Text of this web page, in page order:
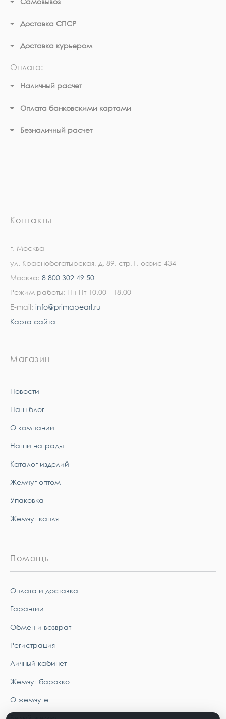
Доставка СПСР
Доставка курьером
Оплата:
Наличный расчет
Оплата банковскими картами
Безналичный расчет
Контакты
г. Москва
ул. Краснобогатырская, д. 89, стр.1, офис 434
Москва: 8 800 302 49 50
Режим работы: Пн-Пт 10.00 - 18.00
E-mail: info@primapearl.ru
Карта сайта
Магазин
Новости
Наш блог
О компании
Наши награды
Каталог изделий
Жемчуг оптом
Упаковка
Жемчуг капля
Помощь
Оплата и доставка
Гарантии
Обмен и возврат
Регистрация
Личный кабинет
Жемчуг барокко
О жемчуге